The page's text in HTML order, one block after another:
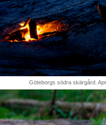
Göteborgs södra skärgård.